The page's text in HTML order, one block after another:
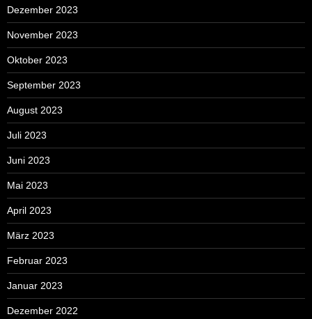
Dezember 2023
November 2023
Oktober 2023
September 2023
August 2023
Juli 2023
Juni 2023
Mai 2023
April 2023
März 2023
Februar 2023
Januar 2023
Dezember 2022